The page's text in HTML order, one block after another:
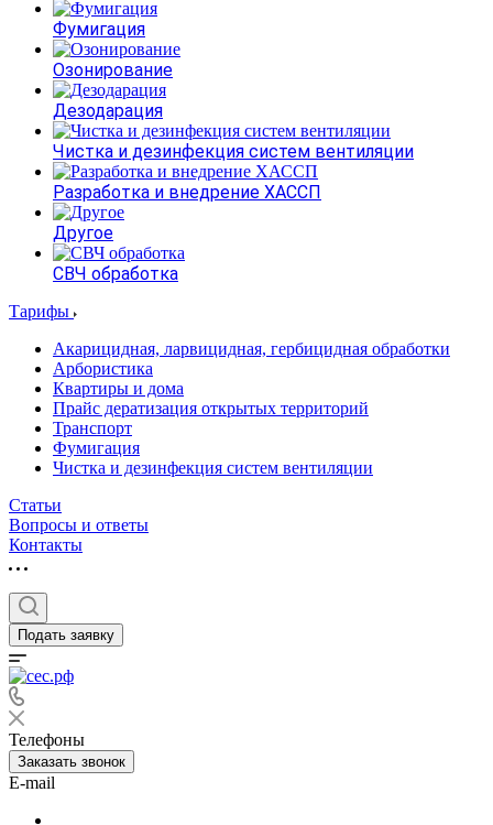
Фумигация
Озонирование
Дезодарация
Чистка и дезинфекция систем вентиляции
Разработка и внедрение ХАССП
Другое
СВЧ обработка
Тарифы
Акарицидная, ларвицидная, гербицидная обработки
Арбористика
Квартиры и дома
Прайс дератизация открытых территорий
Транспорт
Фумигация
Чистка и дезинфекция систем вентиляции
Статьи
Вопросы и ответы
Контакты
Подать заявку
Телефоны
Заказать звонок
E-mail